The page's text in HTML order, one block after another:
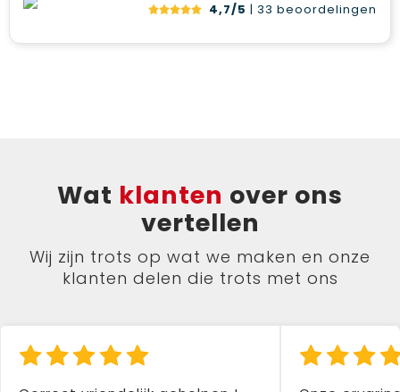
4,7/5 | 33 beoordelingen
Wat klanten over ons
vertellen
Wij zijn trots op wat we maken en onze
klanten delen die trots met ons